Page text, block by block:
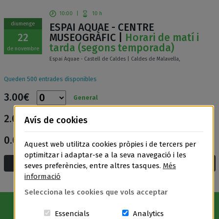
diumenge
22
de novembre
10:00 10 h
ESPAI AQUAE - CENTRE
MUSEOGRÀFIC | Horari de matí i
tarda (segons temporada)
Espai Aquae - Castell de Caldes | Caldes de Malavella,
Queden 500 entrades disponibles
3.00€ General
2.00€ Entrada reduïda
0.00€ Entrada gratuïta
Afegeix a la cistella i compra
Avís Legal|Política de privacitat|Política de cookies
Avís de cookies
Aquest web utilitza cookies pròpies i de tercers per
optimitzar i adaptar-se a la seva navegació i les
seves preferències, entre altres tasques. Més
informació
Selecciona les cookies que vols acceptar
Essencials Aquestes cookies són essencials
AnalyticsCookies related